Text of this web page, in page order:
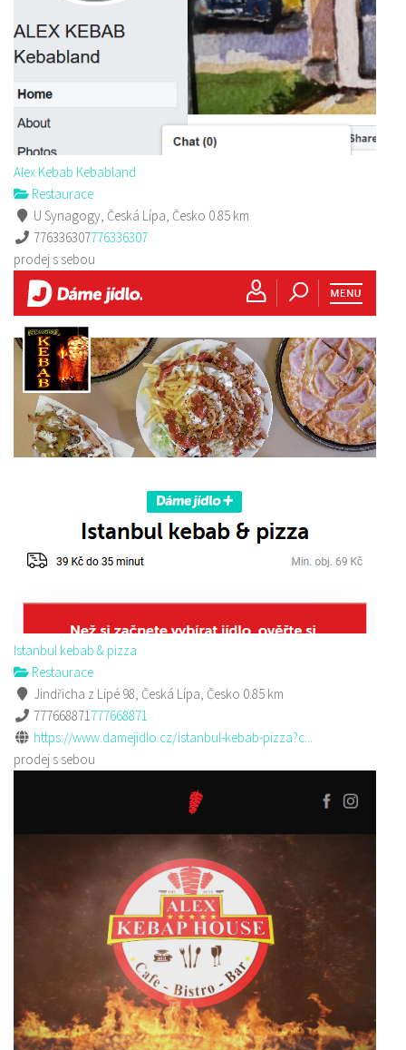
Alex Kebab Kebabland
Restaurace
U Synagogy, Česká Lípa, Česko 0.85 km
776336307776336307
prodej s sebou
Istanbul kebab & pizza
Restaurace
Jindřicha z Lipé 98, Česká Lípa, Česko 0.85 km
777668871777668871
https://www.damejidlo.cz/istanbul-kebab-pizza?c...
prodej s sebou